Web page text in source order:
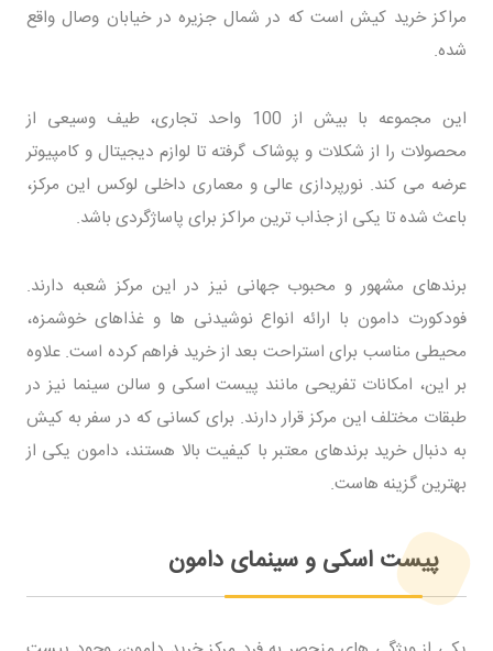
مراکز خرید کیش است که در شمال جزیره در خیابان وصال واقع
شده.
این مجموعه با بیش از 100 واحد تجاری، طیف وسیعی از
محصولات را از شکلات و پوشاک گرفته تا لوازم دیجیتال و کامپیوتر
عرضه می کند. نورپردازی عالی و معماری داخلی لوکس این مرکز،
باعث شده تا یکی از جذاب ترین مراکز برای پاساژگردی باشد.
برندهای مشهور و محبوب جهانی نیز در این مرکز شعبه دارند.
فودکورت دامون با ارائه انواع نوشیدنی ها و غذاهای خوشمزه،
محیطی مناسب برای استراحت بعد از خرید فراهم کرده است. علاوه
بر این، امکانات تفریحی مانند پیست اسکی و سالن سینما نیز در
طبقات مختلف این مرکز قرار دارند. برای کسانی که در سفر به کیش
به دنبال خرید برندهای معتبر با کیفیت بالا هستند، دامون یکی از
بهترین گزینه هاست.
پیست اسکی و سینمای دامون